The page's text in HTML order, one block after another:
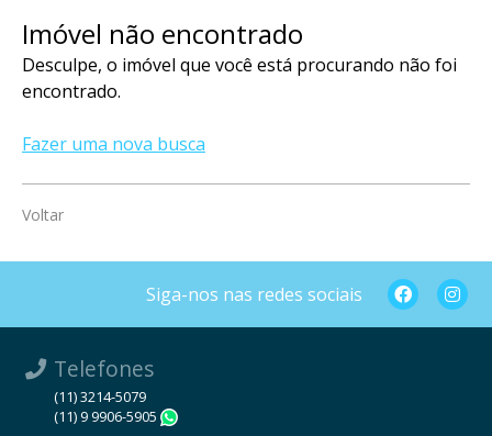
Imóvel não encontrado
Desculpe, o imóvel que você está procurando não foi
encontrado.
Fazer uma nova busca
Voltar
Siga-nos nas redes sociais
Telefones
(11) 3214-5079
(11) 9 9906-5905